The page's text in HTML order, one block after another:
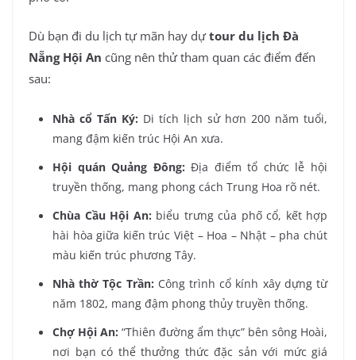
Dù bạn đi du lịch tự mãn hay dự tour du lịch Đà
Nẵng Hội An cũng nên thử tham quan các điểm đến
sau:
Nhà cổ Tấn Ký: Di tích lịch sử hơn 200 năm tuổi,
mang đậm kiến trúc Hội An xưa.
Hội quán Quảng Đông: Địa điểm tổ chức lễ hội
truyền thống, mang phong cách Trung Hoa rõ nét.
Chùa Cầu Hội An: biểu trưng của phố cổ, kết hợp
hài hòa giữa kiến trúc Việt – Hoa – Nhật – pha chút
màu kiến trúc phương Tây.
Nhà thờ Tộc Trần: Công trình cổ kính xây dựng từ
năm 1802, mang đậm phong thủy truyền thống.
Chợ Hội An: “Thiên đường ẩm thực” bên sông Hoài,
nơi bạn có thể thưởng thức đặc sản với mức giá